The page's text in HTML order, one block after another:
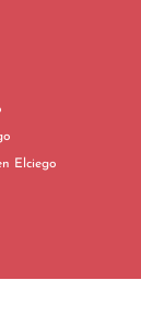
Médicas en Elciego